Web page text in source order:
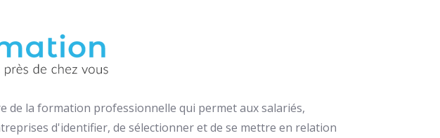
de la formation professionnelle qui permet aux salariés,
d'identifier, de sélectionner et de se mettre en relation